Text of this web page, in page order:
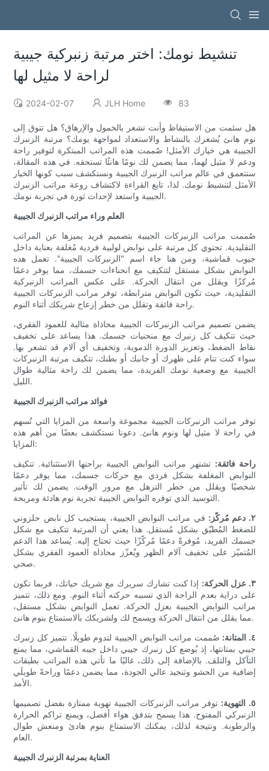
تنشيط نومك: اختر مرتبة زنبركية جيبية
لراحة لا مثيل لها
2024-02-07 JLH Home 83
هل سئمت من الاستيقاظ وأنت تشعر بالخمول والإرهاق؟ هل تتوق إلى
نوم هانئ يُشعرك بالنشاط والاستعداد لمواجهة يومك؟ مرتبة الزنبرك
الجيبية هي خيارك الأمثل! صُممت هذه المراتب المبتكرة لتوفير راحة
ودعم لا مثيل لهما، مما يضمن لك نومًا هانئًا تستحقه. في هذه المقالة،
سنتعمق في عالم مراتب الزنبرك الجيبية ونستكشف سبب كونها الخيار
الأمثل لتنشيط نومك. لذا، تابع القراءة لاكتشاف روعة مراتب الزنبرك
الجيبية واستعد لإحداث ثورة في تجربة نومك.
العلم وراء مراتب الزنبرك الجيبية
صُممت مراتب الزنبركات الجيبية بتصميم فريد يميزها عن المراتب
التقليدية. تحتوي كل مرتبة على نوابض لولبية فردية مُغلفة بعناية داخل
جيوب قماشية، ومن هنا جاء اسم "الزنبركات الجيبية". تعمل هذه
النوابض بشكل مستقل لتتكيف مع انحناءات جسمك، مما يوفر دعمًا
مُركزًا ويقلل من انتقال الحركة. على عكس المراتب الزنبركية
التقليدية، حيث تكون النوابض مترابطة، توفر مراتب الزنبركات الجيبية
راحة فائقة وتقلل من خطر إزعاج شريكك أثناء النوم.
يضمن تصميم مراتب الزنبركات الجيبية محاذاة مثالية للعمود الفقري،
حيث تتكيف كل زنبرك مع منحنيات جسمك. هذا يساعد على تخفيف
نقاط الضغط، وتعزيز الدورة الدموية، وتخفيف أي آلام قد تشعر بها.
سواء كنت تنام على ظهرك أو جانبك أو بطنك، تتكيف مرتبة الزنبركات
الجيبية مع وضعية نومك الفريدة، مما يضمن لك راحة مثالية طوال
الليل.
فوائد مراتب الزنبرك الجيبية
توفر مراتب الزنبركات الجيبية مجموعة واسعة من المزايا التي تُسهم
في راحة لا مثيل لها ونوم هانئ. دعونا نستكشف بعضًا من أهم هذه
المزايا:
راحة فائقة: تشتهر مراتب النوابض الجيبية براحتها الاستثنائية. تتكيف
النوابض المغلفة بشكل فردي مع حركات جسمك، مما يوفر دعمًا
شخصيًا ويقلل من خطر الترهل مع مرور الوقت. يضمن لك تأثير
التوسيد الذي توفره النوابض الجيبية تجربة نوم هادئة ومريحة.
٢. دعم مُركّز:
في مراتب النوابض الجيبية، يستجيب كل نابض حلزوني
للضغط المُطبّق بشكل مُستقل. هذا يعني أن المرتبة تتكيف مع شكل
جسمك الفريد، مُوفرةً دعمًا مُركّزًا حيث تحتاج إليه. يُساعد هذا الدعم
المُتميّز على تخفيف آلام الظهر ويُعزّز محاذاة العمود الفقري بشكل
صحي.
٣. عزل الحركة:
إذا كنت تشارك سريرك مع شريك حياتك، فربما تكون
على دراية بعدم الراحة الذي تسببه حركته أثناء النوم. ومع ذلك، تتميز
مراتب النوابض الجيبية بعزل الحركة. تعمل النوابض بشكل مستقل،
مما يقلل من انتقال الحركة ويسمح لك ولشريكك بالاستمتاع بنوم هانئ.
٤. المتانة:
صُممت مراتب النوابض الجيبية لتدوم طويلًا. تتميز كل زنبرك
جيبي بمتانتها، إذ يُوضع كل زنبرك جيبي داخل جيبه القماشي، مما يمنع
التآكل والتلف. بالإضافة إلى ذلك، غالبًا ما تأتي هذه المراتب بطبقات
إضافية من الحشو وتنجيد عالي الجودة، مما يضمن دعمًا وراحةً طويلَي
الأمد.
٥. التهوية:
توفر مراتب الزنبركات الجيبية تهوية ممتازة بفضل تصميمها
الزنبركي المفتوح. هذا يسمح بتدفق هواء أفضل، ويمنع تراكم الحرارة
والرطوبة. ونتيجة لذلك، يمكنك الاستمتاع بنوم هادئ ومنعش طوال
العام.
العناية بمرتبة الزنبرك الجيبية